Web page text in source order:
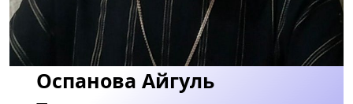
Оспанова Айгуль